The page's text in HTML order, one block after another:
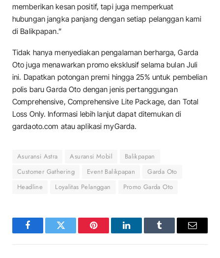
memberikan kesan positif, tapi juga memperkuat
hubungan jangka panjang dengan setiap pelanggan kami
di Balikpapan.”
Tidak hanya menyediakan pengalaman berharga, Garda
Oto juga menawarkan promo eksklusif selama bulan Juli
ini. Dapatkan potongan premi hingga 25% untuk pembelian
polis baru Garda Oto dengan jenis pertanggungan
Comprehensive, Comprehensive Lite Package, dan Total
Loss Only. Informasi lebih lanjut dapat ditemukan di
gardaoto.com atau aplikasi myGarda.
Asuransi Astra Asuransi Mobil
Balikpapan
Customer Gathering
Event Balikpapan
Garda Oto
Headline
Loyalitas Pelanggan Promo Garda Oto
FacebookTwitter Pinterest LinkedInTumblr Email